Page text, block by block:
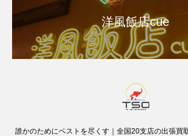
洋風飯店cue
誰かのためにベストを尽くす｜全国20支店の出張買